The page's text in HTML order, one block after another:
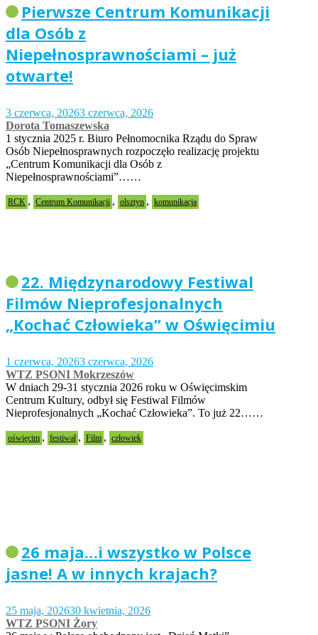
Pierwsze Centrum Komunikacji
dla Osób z
Niepełnosprawnościami – już
otwarte!
3 czerwca, 20263 czerwca, 2026
Dorota Tomaszewska
1 stycznia 2025 r. Biuro Pełnomocnika Rządu do Spraw
Osób Niepełnosprawnych rozpoczęło realizację projektu
„Centrum Komunikacji dla Osób z
Niepełnosprawnościami”……
RCK , Centrum Komunikacji , olsztyn , komunikacja
22. Międzynarodowy Festiwal
Filmów Nieprofesjonalnych
„Kochać Człowieka” w Oświęcimiu
1 czerwca, 20263 czerwca, 2026
WTZ PSONI Mokrzeszów
W dniach 29-31 stycznia 2026 roku w Oświęcimskim
Centrum Kultury, odbył się Festiwal Filmów
Nieprofesjonalnych „Kochać Człowieka”. To już 22……
oświęcim , festiwal , Film , człowiek
26 maja…i wszystko w Polsce
jasne! A w innych krajach?
25 maja, 202630 kwietnia, 2026
WTZ PSONI Żory